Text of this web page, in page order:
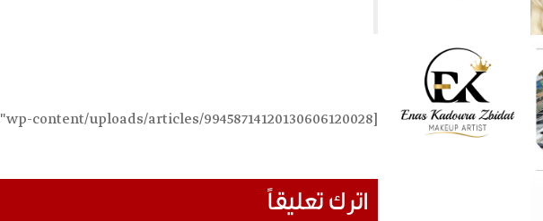
[foldergallery folder="wp-content/uploads/articles/99458714120130606120028"]
اترك تعليقاً